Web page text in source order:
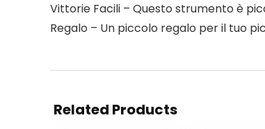
Vittorie Facili – Questo strumento è
Regalo – Un piccolo regalo per il tuo
Related Products